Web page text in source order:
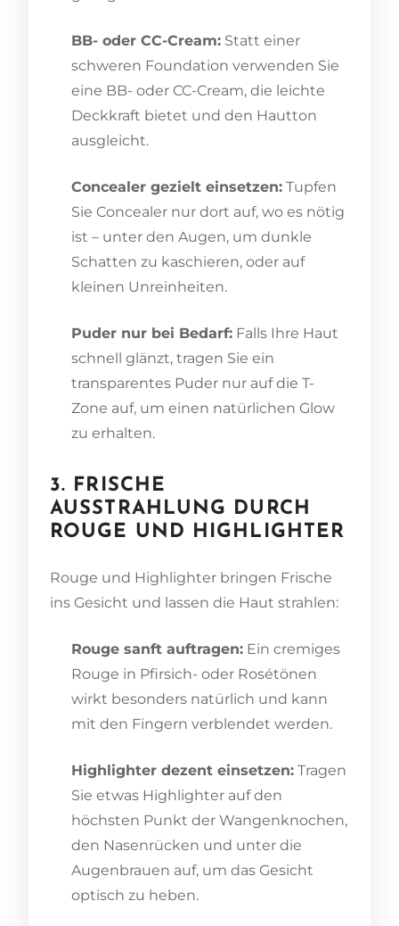
BB- oder CC-Cream: Statt einer
schweren Foundation verwenden Sie
eine BB- oder CC-Cream, die leichte
Deckkraft bietet und den Hautton
ausgleicht.
Concealer gezielt einsetzen: Tupfen
Sie Concealer nur dort auf, wo es nötig
ist – unter den Augen, um dunkle
Schatten zu kaschieren, oder auf
kleinen Unreinheiten.
Puder nur bei Bedarf: Falls Ihre Haut
schnell glänzt, tragen Sie ein
transparentes Puder nur auf die T-
Zone auf, um einen natürlichen Glow
zu erhalten.
3. FRISCHE
AUSSTRAHLUNG DURCH
ROUGE UND HIGHLIGHTER
Rouge und Highlighter bringen Frische
ins Gesicht und lassen die Haut strahlen:
Rouge sanft auftragen: Ein cremiges
Rouge in Pfirsich- oder Rosétönen
wirkt besonders natürlich und kann
mit den Fingern verblendet werden.
Highlighter dezent einsetzen: Tragen
Sie etwas Highlighter auf den
höchsten Punkt der Wangenknochen,
den Nasenrücken und unter die
Augenbrauen auf, um das Gesicht
optisch zu heben.